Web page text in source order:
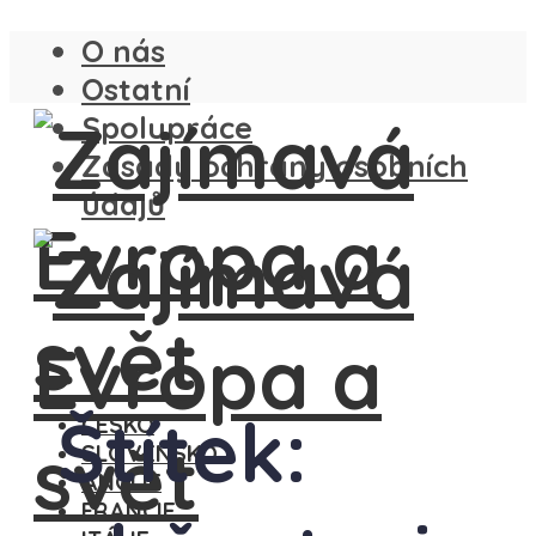
O nás
Ostatní
Spolupráce
Zásady ochrany osobních
údajů
ČESKO
SLOVENSKO
ANGLIE
FRANCIE
Štítek: